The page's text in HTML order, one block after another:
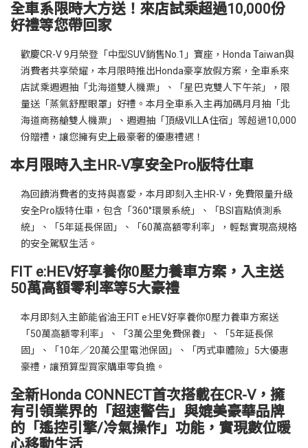
全車系限時大方送！來店試乘超過10,000份
好禮等您帶回家
歡慶CR-V 9月榮登「中型SUV銷售No.1」寶座，Honda Taiwan與
消費者共享榮耀，本月限時推出Honda豪享放假方案，全車系來
店試乘週週抽「北海道雙人機票」、「星巴克雙人下午茶」，限
量送「蒸氣舒壓眼罩」好禮。本月全車系入主再加碼月月抽「北
海道商務艙雙人機票」、週週抽「頂級VILLA住宿」等超過10,000
份贈禮，讓您擁有史上最豪奢的優惠禮遇！
本月限時入主HR-V享安全Pro版特仕車
為回饋消費者的支持與喜愛，本月即刻入主HR-V，免費限量升級
安全Pro版特仕車，包含「360°環景系統」、「BSI盲點偵測系
統」、「5年延長保固」、「60萬高額零利率」，輕鬆實現高規格
的安全駕馭生活。
FIT e:HEV好享養你0壓力養車方案，入主送
50萬高額零利率等5大豪禮
本月即刻入主節能省油王FIT e:HEV好享養你0壓力養車方案送
「50萬高額零利率」、「3萬公里免費保養」、「5年延長保
固」、「10年／20萬公里電池保固」、「丙式車體險」5大優惠
豪禮，讓預算型買家購車零負擔。
全新Honda CONNECT首次搭載在CR-V，擁
有引領業界的「超速警告」與媲美豪華品牌
的「遙控引擎/冷氣操作」功能，實現數位暖
心移動生活